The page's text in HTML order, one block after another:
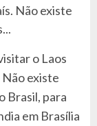
Não existe
o Laos
existe
Brasil, para
em Brasília